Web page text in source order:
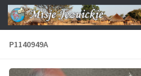
Przejdź do treści
P1140949A